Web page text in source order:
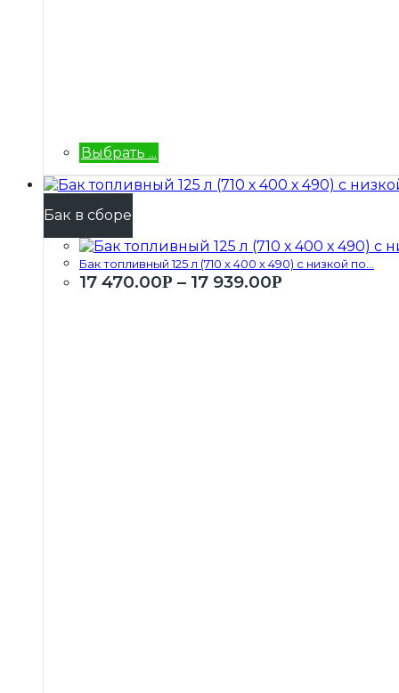
Выбрать ...
Бак в сборе
Бак топливный 125 л (710 х 400 х 490) с низкой по...
17 470.00Р – 17 939.00Р